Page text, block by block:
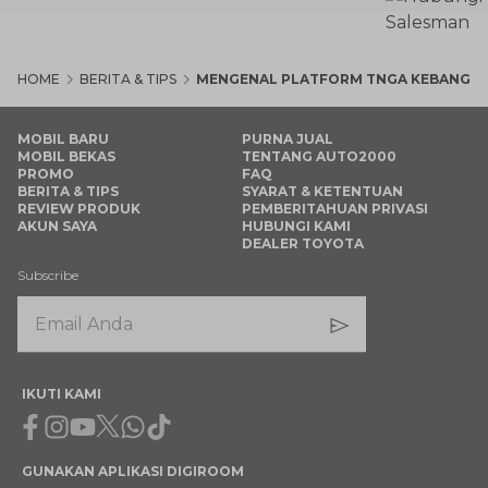
HOME BERITA & TIPS MENGENAL PLATFORM TNGA
MOBIL BARU
MOBIL BEKAS
PROMO
BERITA & TIPS
REVIEW PRODUK
AKUN SAYA
PURNA JUAL
TENTANG AUTO2000
FAQ
SYARAT & KETENTUAN
PEMBERITAHUAN PRIVASI
HUBUNGI KAMI
DEALER TOYOTA
Subscribe
IKUTI KAMI
Facebook
Instagram
Youtube
X Whatsapp
Tiktok
GUNAKAN APLIKASI DIGIROOM